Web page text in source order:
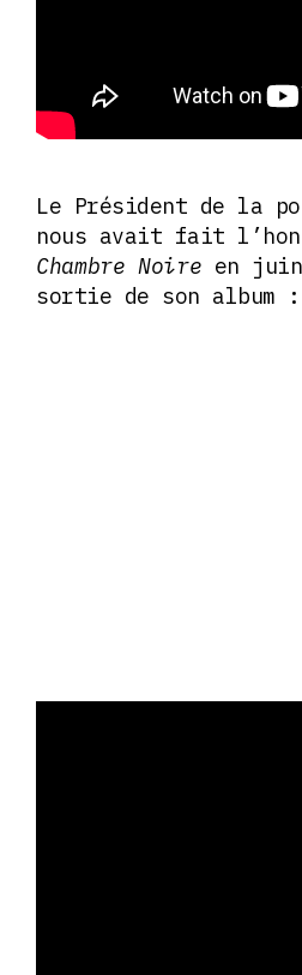
Le Président de la
nous avait fait
Chambre Noire en
sortie de son album